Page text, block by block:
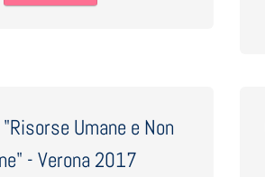
Umane e Non
- Verona 2017